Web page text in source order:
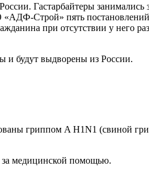
Гастарбайтеры занимались
Строй» пять
при отсутствии у него
и будут выдворены из России.
гриппом A H1N1 (свиной
за медицинской помощью.